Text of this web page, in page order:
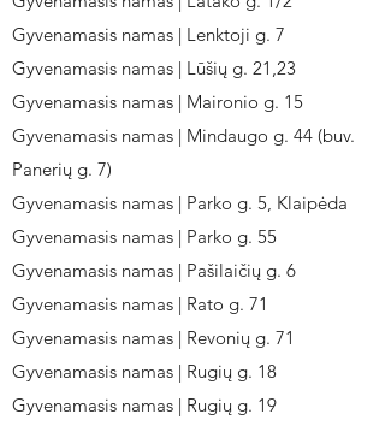
Gyvenamasis namas | Lenktoji g. 7
Gyvenamasis namas | Lūšių g. 21,23
Gyvenamasis namas | Maironio g. 15
Gyvenamasis namas | Mindaugo g. 44 (buv.
Panerių g. 7)
Gyvenamasis namas | Parko g. 5, Klaipėda
Gyvenamasis namas | Parko g. 55
Gyvenamasis namas | Pašilaičių g. 6
Gyvenamasis namas | Rato g. 71
Gyvenamasis namas | Revonių g. 71
Gyvenamasis namas | Rugių g. 18
Gyvenamasis namas | Rugių g. 19